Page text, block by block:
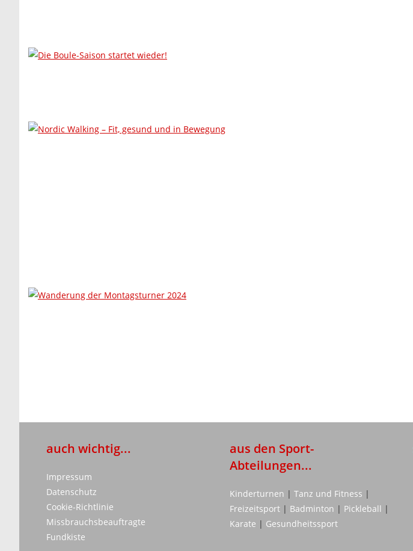
auch wichtig...
Impressum
Datenschutz
Cookie-Richtlinie
Missbrauchsbeauftragte
Fundkiste
aus den Sport-
Abteilungen...
Kinderturnen | Tanz und Fitness |
Freizeitsport | Badminton | Pickleball |
Karate | Gesundheitssport